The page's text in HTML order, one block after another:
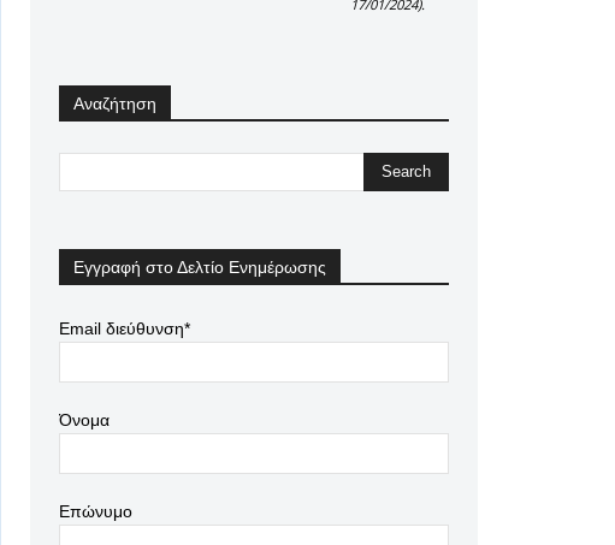
17/01/2024).
Αναζήτηση
Εγγραφή στο Δελτίο Ενημέρωσης
Email διεύθυνση*
Όνομα
Επώνυμο